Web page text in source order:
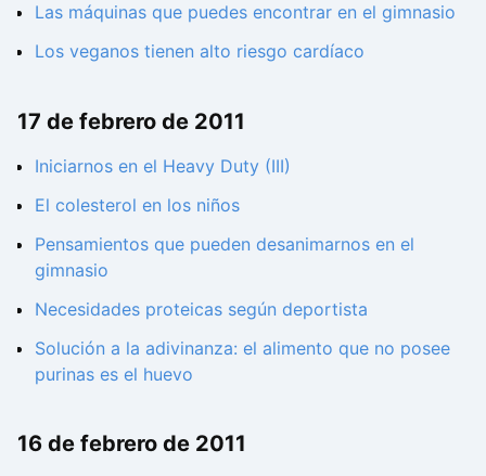
Las máquinas que puedes encontrar en el gimnasio
Los veganos tienen alto riesgo cardíaco
17 de febrero de 2011
Iniciarnos en el Heavy Duty (III)
El colesterol en los niños
Pensamientos que pueden desanimarnos en el
gimnasio
Necesidades proteicas según deportista
Solución a la adivinanza: el alimento que no posee
purinas es el huevo
16 de febrero de 2011